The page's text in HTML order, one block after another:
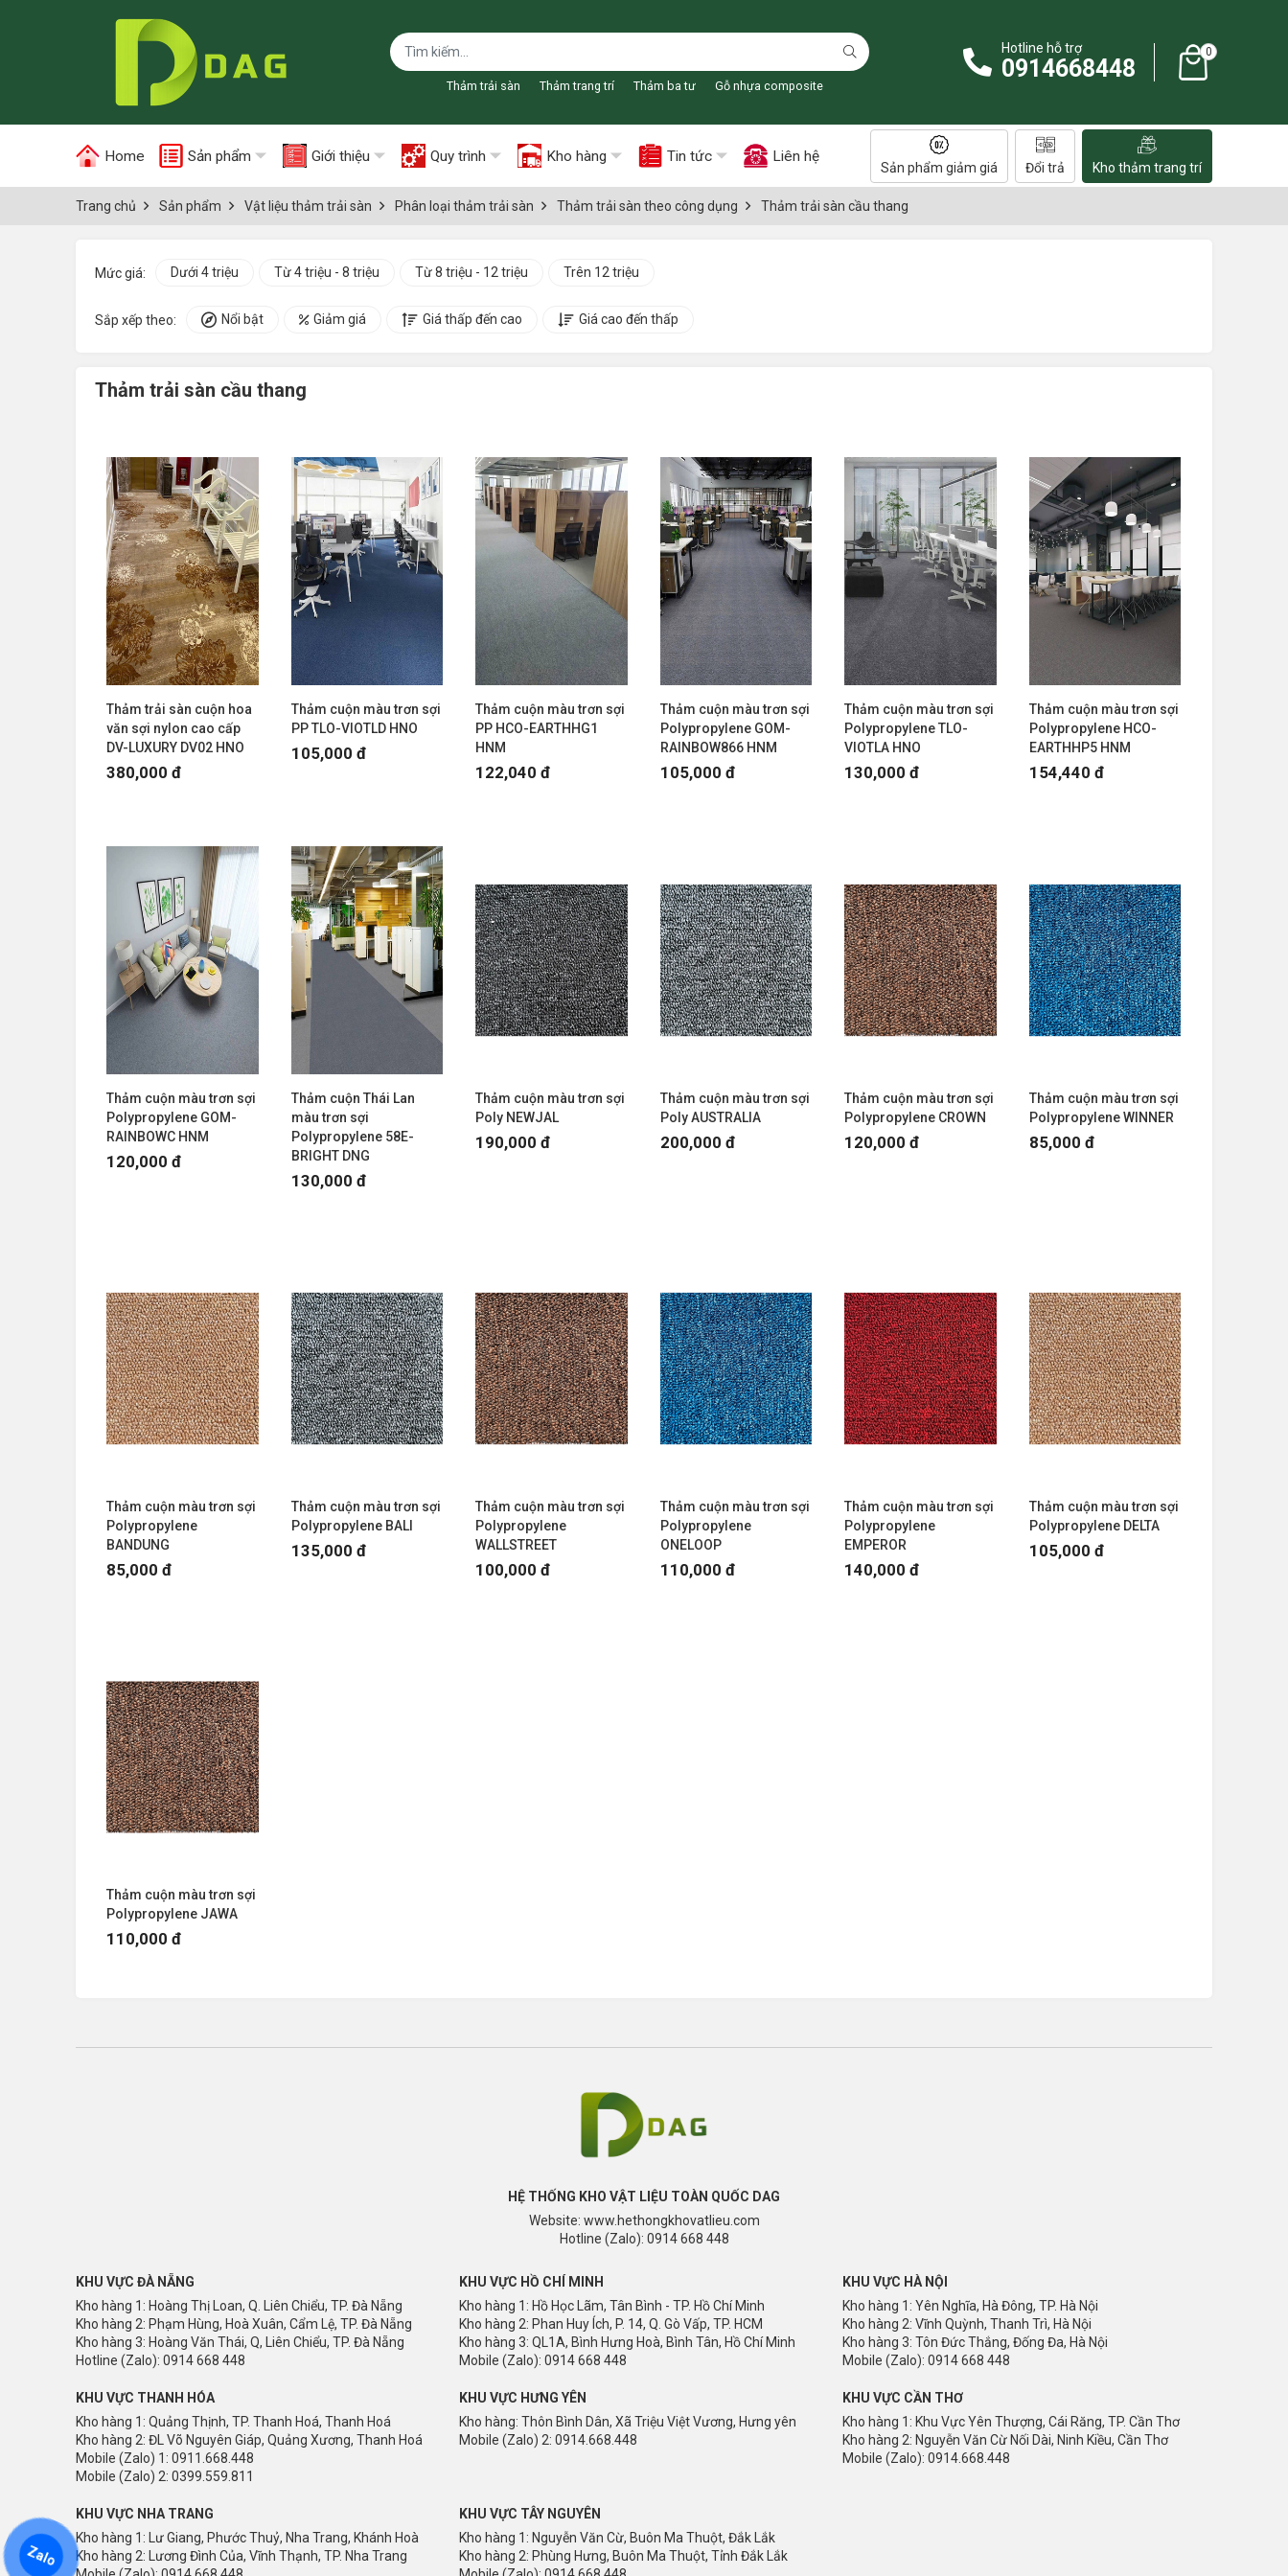
Thảm trải sàn Thảm trang trí Thảm ba tư Gỗ nhựa composite
Hotline hỗ trợ
0914668448
0
Home Sản phẩm Giới thiệu Quy trình Kho hàng Tin tức Liên hệ
Sản phẩm giảm giá Đổi trả Kho thảm trang trí
Trang chủ Sản phẩm Vật liệu thảm trải sàn Phân loại thảm trải sàn Thảm trải sàn theo công dụng Thảm trải sàn cầu thang
Mức giá: Dưới 4 triệu Từ 4 triệu - 8 triệu Từ 8 triệu - 12 triệu Trên 12 triệu
Sắp xếp theo: Nổi bật Giảm giá Giá thấp đến cao Giá cao đến thấp
Thảm trải sàn cầu thang
Thảm trải sàn cuộn hoa
văn sợi nylon cao cấp
DV-LUXURY DV02 HNO
380,000 đ
Thảm cuộn màu trơn sợi
PP TLO-VIOTLD HNO
105,000 đ
Thảm cuộn màu trơn sợi
PP HCO-EARTHHG1
HNM
122,040 đ
Thảm cuộn màu trơn sợi
Polypropylene GOM-
RAINBOW866 HNM
105,000 đ
Thảm cuộn màu trơn sợi
Polypropylene TLO-
VIOTLA HNO
130,000 đ
Thảm cuộn màu trơn sợi
Polypropylene HCO-
EARTHHP5 HNM
154,440 đ
Thảm cuộn màu trơn sợi
Polypropylene GOM-
RAINBOWC HNM
120,000 đ
Thảm cuộn Thái Lan
màu trơn sợi
Polypropylene 58E-
BRIGHT DNG
130,000 đ
Thảm cuộn màu trơn sợi
Poly NEWJAL
190,000 đ
Thảm cuộn màu trơn sợi
Poly AUSTRALIA
200,000 đ
Thảm cuộn màu trơn sợi
Polypropylene CROWN
120,000 đ
Thảm cuộn màu trơn sợi
Polypropylene WINNER
85,000 đ
Thảm cuộn màu trơn sợi
Polypropylene
BANDUNG
85,000 đ
Thảm cuộn màu trơn sợi
Polypropylene BALI
135,000 đ
Thảm cuộn màu trơn sợi
Polypropylene
WALLSTREET
100,000 đ
Thảm cuộn màu trơn sợi
Polypropylene
ONELOOP
110,000 đ
Thảm cuộn màu trơn sợi
Polypropylene
EMPEROR
140,000 đ
Thảm cuộn màu trơn sợi
Polypropylene DELTA
105,000 đ
Thảm cuộn màu trơn sợi
Polypropylene JAWA
110,000 đ
HỆ THỐNG KHO VẬT LIỆU TOÀN QUỐC DAG
Website: www.hethongkhovatlieu.com
Hotline (Zalo): 0914 668 448
KHU VỰC ĐÀ NẴNG
Kho hàng 1: Hoàng Thị Loan, Q. Liên Chiểu, TP. Đà Nẵng
Kho hàng 2: Phạm Hùng, Hoà Xuân, Cẩm Lệ, TP. Đà Nẵng
Kho hàng 3: Hoàng Văn Thái, Q, Liên Chiểu, TP. Đà Nẵng
Hotline (Zalo): 0914 668 448
KHU VỰC HỒ CHÍ MINH
Kho hàng 1: Hồ Học Lãm, Tân Bình - TP. Hồ Chí Minh
Kho hàng 2: Phan Huy Ích, P. 14, Q. Gò Vấp, TP. HCM
Kho hàng 3: QL1A, Bình Hưng Hoà, Bình Tân, Hồ Chí Minh
Mobile (Zalo): 0914 668 448
KHU VỰC HÀ NỘI
Kho hàng 1: Yên Nghĩa, Hà Đông, TP. Hà Nội
Kho hàng 2: Vĩnh Quỳnh, Thanh Trì, Hà Nội
Kho hàng 3: Tôn Đức Thắng, Đống Đa, Hà Nội
Mobile (Zalo): 0914 668 448
KHU VỰC THANH HÓA
Kho hàng 1: Quảng Thịnh, TP. Thanh Hoá, Thanh Hoá
Kho hàng 2: ĐL Võ Nguyên Giáp, Quảng Xương, Thanh Hoá
Mobile (Zalo) 1: 0911.668.448
Mobile (Zalo) 2: 0399.559.811
KHU VỰC HƯNG YÊN
Kho hàng: Thôn Bình Dân, Xã Triệu Việt Vương, Hưng yên
Mobile (Zalo) 2: 0914.668.448
KHU VỰC CẦN THƠ
Kho hàng 1: Khu Vực Yên Thượng, Cái Răng, TP. Cần Thơ
Kho hàng 2: Nguyễn Văn Cừ Nối Dài, Ninh Kiều, Cần Thơ
Mobile (Zalo): 0914.668.448
KHU VỰC NHA TRANG
Kho hàng 1: Lư Giang, Phước Thuỷ, Nha Trang, Khánh Hoà
Kho hàng 2: Lương Đình Của, Vĩnh Thạnh, TP. Nha Trang
KHU VỰC TÂY NGUYÊN
Kho hàng 1: Nguyễn Văn Cừ, Buôn Ma Thuột, Đắk Lắk
Kho hàng 2: Phùng Hưng, Buôn Ma Thuột, Tỉnh Đắk Lắk
Zalo